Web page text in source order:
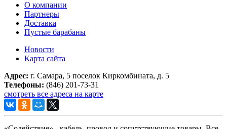
О компании
Партнеры
Доставка
Пустые барабаны
Новости
Карта сайта
Адрес: г. Самара, 5 поселок Киркомбината, д. 5
Телефоны: (846) 201-73-31
смотреть все адреса на карте